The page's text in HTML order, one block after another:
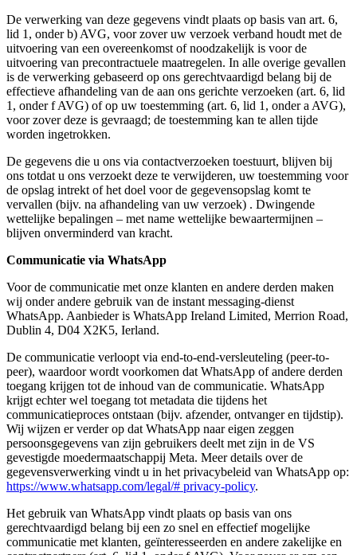
De verwerking van deze gegevens vindt plaats op basis van art. 6,
lid 1, onder b) AVG, voor zover uw verzoek verband houdt met de
uitvoering van een overeenkomst of noodzakelijk is voor de
uitvoering van precontractuele maatregelen. In alle overige gevallen
is de verwerking gebaseerd op ons gerechtvaardigd belang bij de
effectieve afhandeling van de aan ons gerichte verzoeken (art. 6, lid
1, onder f AVG) of op uw toestemming (art. 6, lid 1, onder a AVG),
voor zover deze is gevraagd; de toestemming kan te allen tijde
worden ingetrokken.
De gegevens die u ons via contactverzoeken toestuurt, blijven bij
ons totdat u ons verzoekt deze te verwijderen, uw toestemming voor
de opslag intrekt of het doel voor de gegevensopslag komt te
vervallen (bijv. na afhandeling van uw verzoek) . Dwingende
wettelijke bepalingen – met name wettelijke bewaartermijnen –
blijven onverminderd van kracht.
Communicatie via WhatsApp
Voor de communicatie met onze klanten en andere derden maken
wij onder andere gebruik van de instant messaging-dienst
WhatsApp. Aanbieder is WhatsApp Ireland Limited, Merrion Road,
Dublin 4, D04 X2K5, Ierland.
De communicatie verloopt via end-to-end-versleuteling (peer-to-
peer), waardoor wordt voorkomen dat WhatsApp of andere derden
toegang krijgen tot de inhoud van de communicatie. WhatsApp
krijgt echter wel toegang tot metadata die tijdens het
communicatieproces ontstaan (bijv. afzender, ontvanger en tijdstip).
Wij wijzen er verder op dat WhatsApp naar eigen zeggen
persoonsgegevens van zijn gebruikers deelt met zijn in de VS
gevestigde moedermaatschappij Meta. Meer details over de
gegevensverwerking vindt u in het privacybeleid van WhatsApp op:
https://www.whatsapp.com/legal/# privacy-policy.
Het gebruik van WhatsApp vindt plaats op basis van ons
gerechtvaardigd belang bij een zo snel en effectief mogelijke
communicatie met klanten, geïnteresseerden en andere zakelijke en